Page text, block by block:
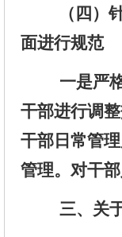
（ 四 ）
面进行规范
一是严
干部进行调整
干部日常管
管理。 对干
三、关